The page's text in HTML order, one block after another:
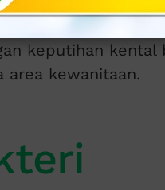
keputihan
area kewanitaan.